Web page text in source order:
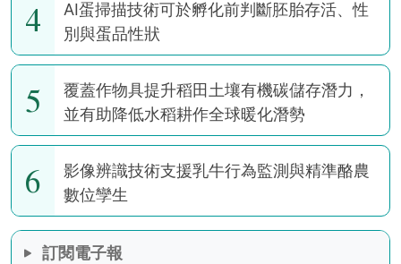
4
AI蛋掃描技術可於孵化前判斷胚胎存活、性
別與蛋品性狀
5
覆蓋作物具提升稻田土壤有機碳儲存潛力，
並有助降低水稻耕作全球暖化潛勢
6
影像辨識技術支援乳牛行為監測與精準酪農
數位孿生
訂閱電子報